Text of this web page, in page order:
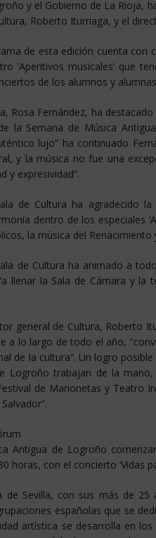
y el Gobierno de La Rioja,
Roberto Iturriaga, y el
de esta edición cuenta con
‘Aperitivos musicales’ que
de los alumnos y
Rosa Fernández, ha
la Semana de Música
lujo” ha continuado
y la música no fue una
y expresividad”.
de Cultura ha agradecido
dentro de los especiales
la música del
de Cultura ha animado a
llenar la Sala de Cámara y
general de Cultura, Roberto
a lo largo de todo el año,
de la cultura”. Un logro
Logroño trabajan de la
de Marionetas y Teatro
Antigua de Logroño
horas, con el concierto ‘Vidas
de Sevilla, con sus más de
españolas que se
artística se desarrolla en